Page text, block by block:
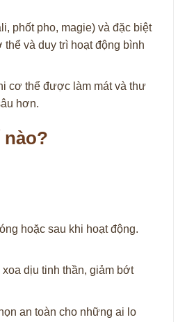
phốt pho, magie) và đặc biệt
và duy trì hoạt động bình
cơ thể được làm mát và thư
hơn.
hoặc sau khi hoạt động.
dịu tinh thần, giảm bớt
an toàn cho những ai lo